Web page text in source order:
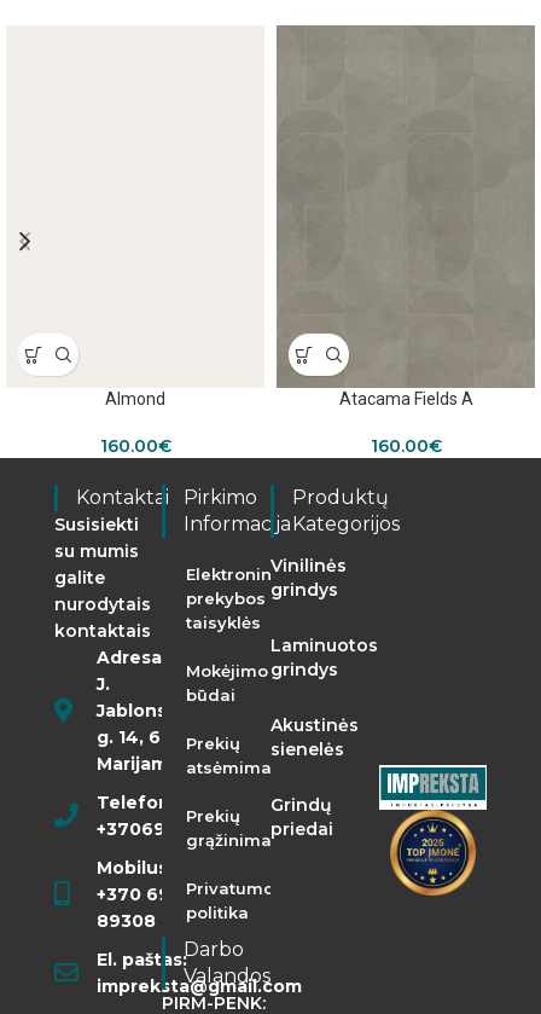
Almond
160.00€
Atacama Fields A
160.00€
Kontaktai
Susisiekti
su mumis
galite
nurodytais
kontaktais
Adresas:
J.
Jablonskio
g. 14, 68290
Marijampolė
Telefonas:
+37069855400
Mobilusis:
+370 698
89308
El. paštas:
impreksta@gmail.com
Pirkimo
Informacija
Elektroninės
prekybos
taisyklės
Mokėjimo
būdai
Prekių
atsėmimas
Prekių
grąžinimas
Privatumo
politika
Darbo
Valandos
PIRM-PENK:
Produktų
Kategorijos
Vinilinės
grindys
Laminuotos
grindys
Akustinės
sienelės
Grindų
priedai